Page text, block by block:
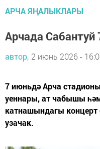
АРЧА ЯҢАЛЫКЛАРЫ
Арчада Сабантуй
автор, 2 июнь 2026 -
7 июньдә Арча
уеннары, ат чабышы
катнашындагы концерт
узачак.